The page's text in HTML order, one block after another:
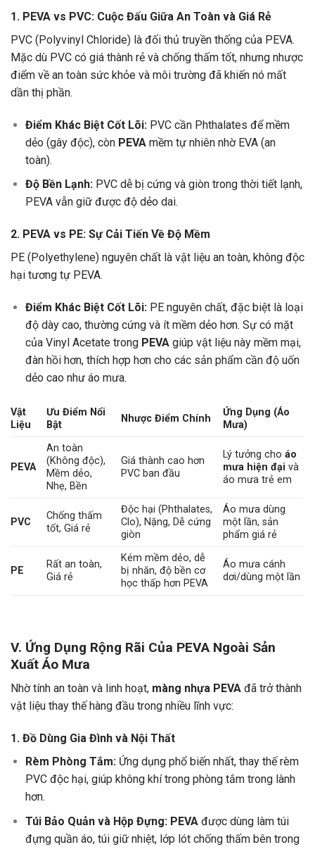
1. PEVA vs PVC: Cuộc Đấu Giữa An Toàn và Giá Rẻ
PVC (Polyvinyl Chloride) là đối thủ truyền thống của PEVA.
Mặc dù PVC có giá thành rẻ và chống thấm tốt, nhưng nhược
điểm về an toàn sức khỏe và môi trường đã khiến nó mất
dần thị phần.
Điểm Khác Biệt Cốt Lõi:PVC cần Phthalates để mềm
dẻo (gây độc), còn PEVAmềm tự nhiên nhờ EVA (an
toàn).
Độ Bền Lạnh:PVC dễ bị cứng và giòn trong thời tiết lạnh,
PEVA vẫn giữ được độ dẻo dai.
2. PEVA vs PE: Sự Cải Tiến Về Độ Mềm
PE (Polyethylene) nguyên chất là vật liệu an toàn, không độc
hại tương tự PEVA.
Điểm Khác Biệt Cốt Lõi:PE nguyên chất, đặc biệt là loại
độ dày cao, thường cứng và ít mềm dẻo hơn. Sự có mặt
của Vinyl Acetate trong PEVAgiúp vật liệu này mềm mại,
đàn hồi hơn, thích hợp hơn cho các sản phẩm cần độ uốn
dẻo cao như áo mưa.
Vật
Liệu
Ưu Điểm Nổi
Bật
Nhược Điểm Chính
Ứng Dụng (Áo
Mưa)
PEVA
An toàn
(Không độc),
Mềm dẻo,
Nhẹ, Bền
Giá thành cao hơn
PVC ban đầu
Lý tưởng choáo
mưa hiện đại và
áo mưa trẻ em
PVC
Chống thấm
tốt, Giá rẻ
Độc hại (Phthalates,
Clo), Nặng, Dễ cứng
giòn
Áo mưa dùng
một lần, sản
phẩm giá rẻ
PE
Rất an toàn,
Giá rẻ
Kém mềm dẻo, dễ
bị nhăn, độ bền cơ
học thấp hơn PEVA
Áo mưa cánh
dơi/dùng một lần
V. Ứng Dụng Rộng Rãi Của PEVA Ngoài Sản
Xuất Áo Mưa
Nhờ tính an toàn và linh hoạt, màng nhựa PEVA đã trở thành
vật liệu thay thế hàng đầu trong nhiều lĩnh vực:
1. Đồ Dùng Gia Đình và Nội Thất
Rèm Phòng Tắm:Ứng dụng phổ biến nhất, thay thế rèm
PVC độc hại, giúp không khí trong phòng tắm trong lành
hơn.
Túi Bảo Quản và Hộp Đựng: PEVAđược dùng làm túi
đựng quần áo, túi giữ nhiệt, lớp lót chống thấm bên trong